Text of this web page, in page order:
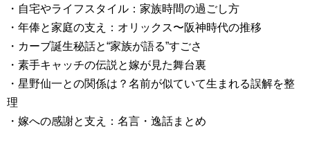
・自宅やライフスタイル：家族時間の過ごし方
・年俸と家庭の支え：オリックス〜阪神時代の推移
・カーブ誕生秘話と“家族が語る”すごさ
・素手キャッチの伝説と嫁が見た舞台裏
・星野仙一との関係は？名前が似ていて生まれる誤解を整
理
・嫁への感謝と支え：名言・逸話まとめ